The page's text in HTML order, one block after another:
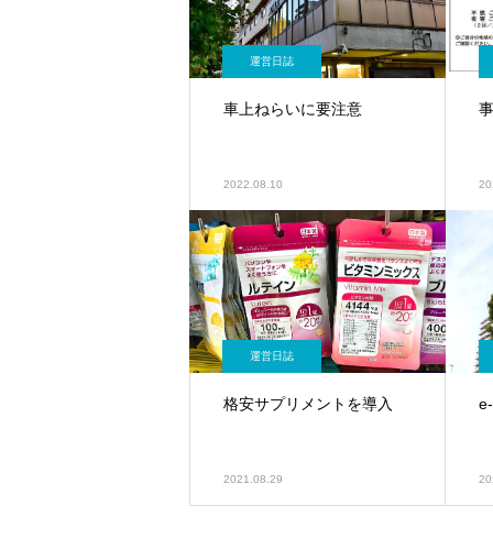
運営日誌
車上ねらいに要注意
2022.08.10
運営日誌
格安サプリメントを導入
2021.08.29